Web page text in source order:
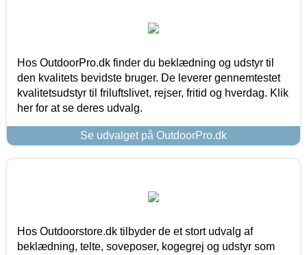
Hos OutdoorPro.dk finder du beklædning og udstyr til
den kvalitets bevidste bruger. De leverer gennemtestet
kvalitetsudstyr til friluftslivet, rejser, fritid og hverdag. Klik
her for at se deres udvalg.
Se udvalget på OutdoorPro.dk
Hos Outdoorstore.dk tilbyder de et stort udvalg af
beklædning, telte, soveposer, kogegrej og udstyr som